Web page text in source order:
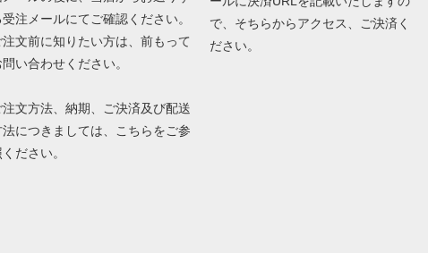
注メールにてご確認ください。
注文前に知りたい方は、前もって
い合わせください。
注文方法、納期、ご決済及び配送
につきましては、
こちらをご参
ださい。
で、そちらからアクセス、ご決済く
ださい。